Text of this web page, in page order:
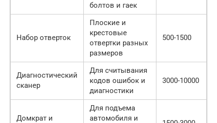
болтов и гаек
Набор отверток
Плоские и
крестовые
отвертки разных
размеров
500-1500
Диагностический
сканер
Для считывания
кодов ошибок и
диагностики
3000-10000
Домкрат и
Для подъема
автомобиля и